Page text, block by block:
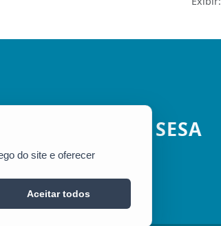
SESA
do site e oferecer
Aceitar todos